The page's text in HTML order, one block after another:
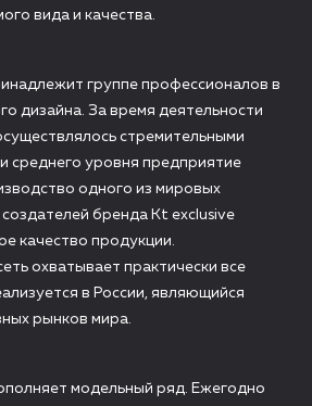
вида и качества.
группе профессионалов в
дизайна. За время деятельности
стремительными
среднего уровня предприятие
одного из мировых
бренда Kt exclusive
качество продукции.
охватывает практически все
в России, являющийся
рынков мира.
модельный ряд. Ежегодно